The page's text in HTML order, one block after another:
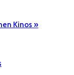
Kinos »